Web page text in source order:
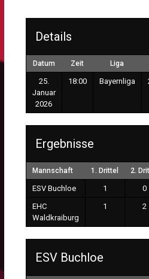
Details
Datum Zeit Liga
25.
Januar
2026
18:00 Bayernliga
Ergebnisse
Mannschaft 1. Drittel 2.
ESV Buchloe 1 0
EHC
Waldkraiburg
1 2
ESV Buchloe